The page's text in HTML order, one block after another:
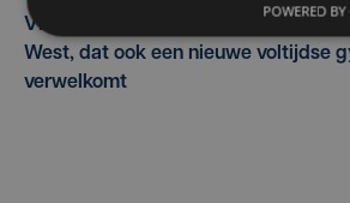
Vier Oostendse gynaecologen
West, dat ook een nieuwe voltijdse
verwelkomt
POWERED